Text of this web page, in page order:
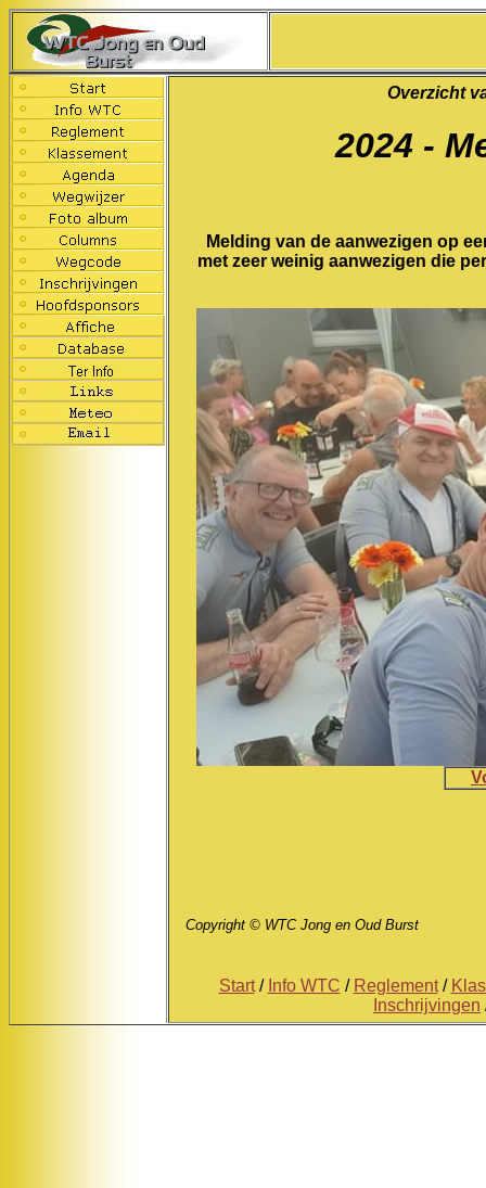
Overzicht
2024 -
Melding van de aanwezigen op
met zeer weinig aanwezigen die
Copyright © WTC Jong en Oud Burst
Start/ Info WTC / Reglement/
Inschrijvingen